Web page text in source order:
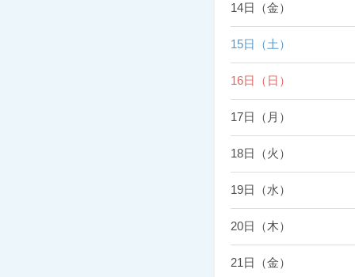
14日（金）
15日（土）
16日（日）
17日（月）
18日（火）
19日（水）
20日（木）
21日（金）